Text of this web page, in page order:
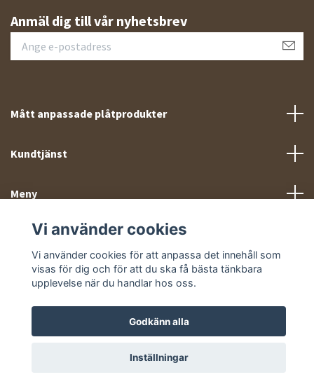
Anmäl dig till vår nyhetsbrev
Mått anpassade plåtprodukter
Kundtjänst
Meny
Sociala medier
Vi använder cookies
Vi använder cookies för att anpassa det innehåll som
visas för dig och för att du ska få bästa tänkbara
upplevelse när du handlar hos oss.
Godkänn alla
Inställningar